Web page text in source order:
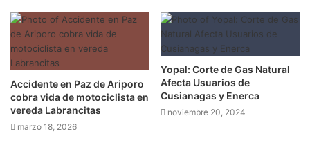
Accidente en Paz de Ariporo
cobra vida de motociclista en
vereda Labrancitas
marzo 18, 2026
Yopal: Corte de Gas Natural
Afecta Usuarios de
Cusianagas y Enerca
noviembre 20, 2024